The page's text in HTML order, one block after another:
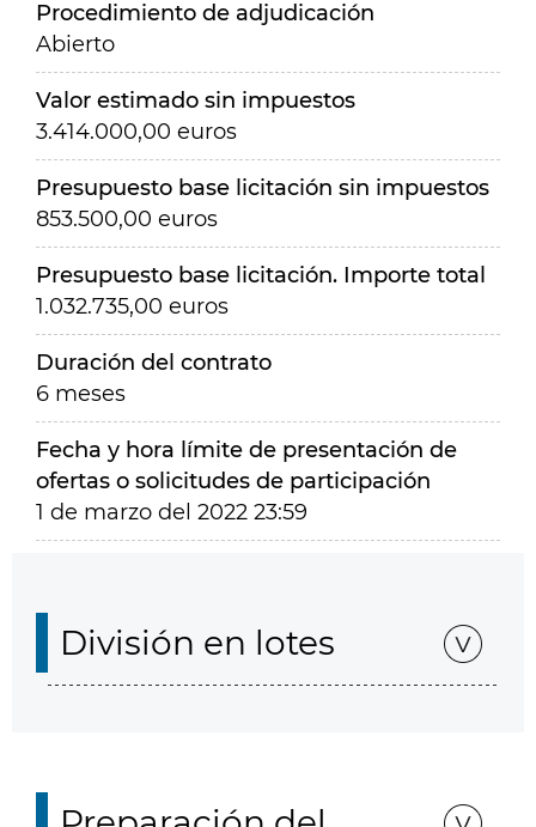
Procedimiento de adjudicación
Abierto
Valor estimado sin impuestos
3.414.000,00 euros
Presupuesto base licitación sin impuestos
853.500,00 euros
Presupuesto base licitación. Importe total
1.032.735,00 euros
Duración del contrato
6 meses
Fecha y hora límite de presentación de
ofertas o solicitudes de participación
1 de marzo del 2022 23:59
División en lotes